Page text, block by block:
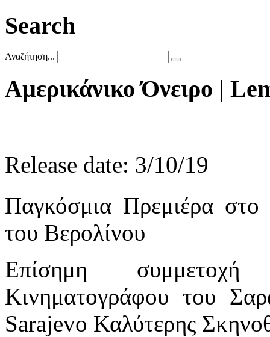
Search
Αναζήτηση...
Αμερικάνικο Όνειρο |
Release date: 3/10/19
Παγκόσμια Πρεμιέρα στο
του Βερολίνου
Επίσημη
Κινηματογράφου του
Sarajevo Καλύτερης